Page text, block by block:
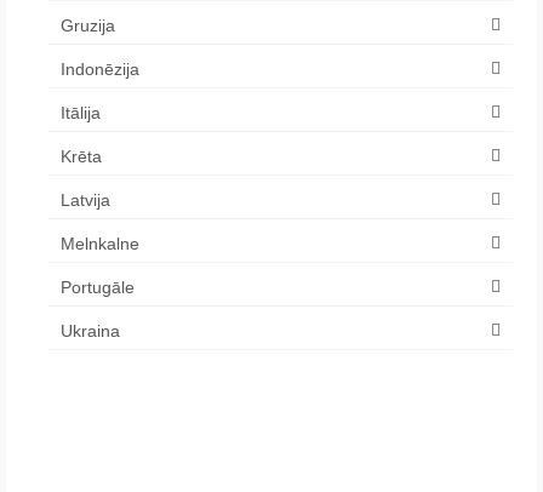
Gruzija
Indonēzija
Itālija
Krēta
Latvija
Melnkalne
Portugāle
Ukraina